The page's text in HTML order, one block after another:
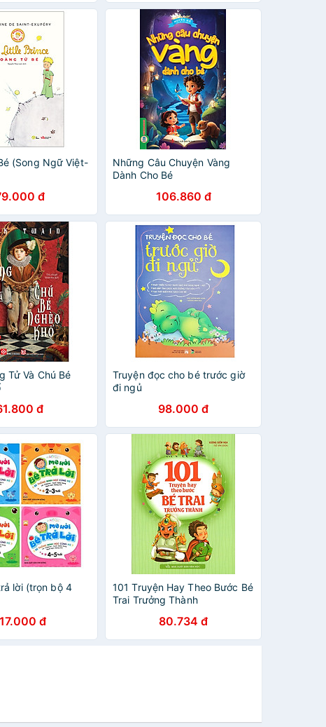
(Song Ngữ Việt-
đ
Những Câu Chuyện Vàng
Dành Cho Bé
106.860 đ
Tử Và Chú Bé
đ
Truyện đọc cho bé trước giờ
đi ngủ
98.000 đ
lời (trọn bộ 4
đ
101 Truyện Hay Theo Bước Bé
Trai Trưởng Thành
80.734 đ